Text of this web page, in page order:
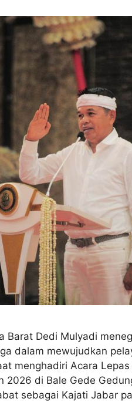
Barat Dedi Mulyadi
dalam mewujudkan
menghadiri Acara
2026 di Bale Gede
sebagai Kajati Jabar